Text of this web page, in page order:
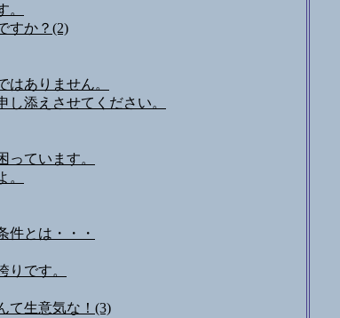
。
すか？(2)
はありません。
し添えさせてください。
っています。
。
件とは・・・
りです。
て生意気な！(3)